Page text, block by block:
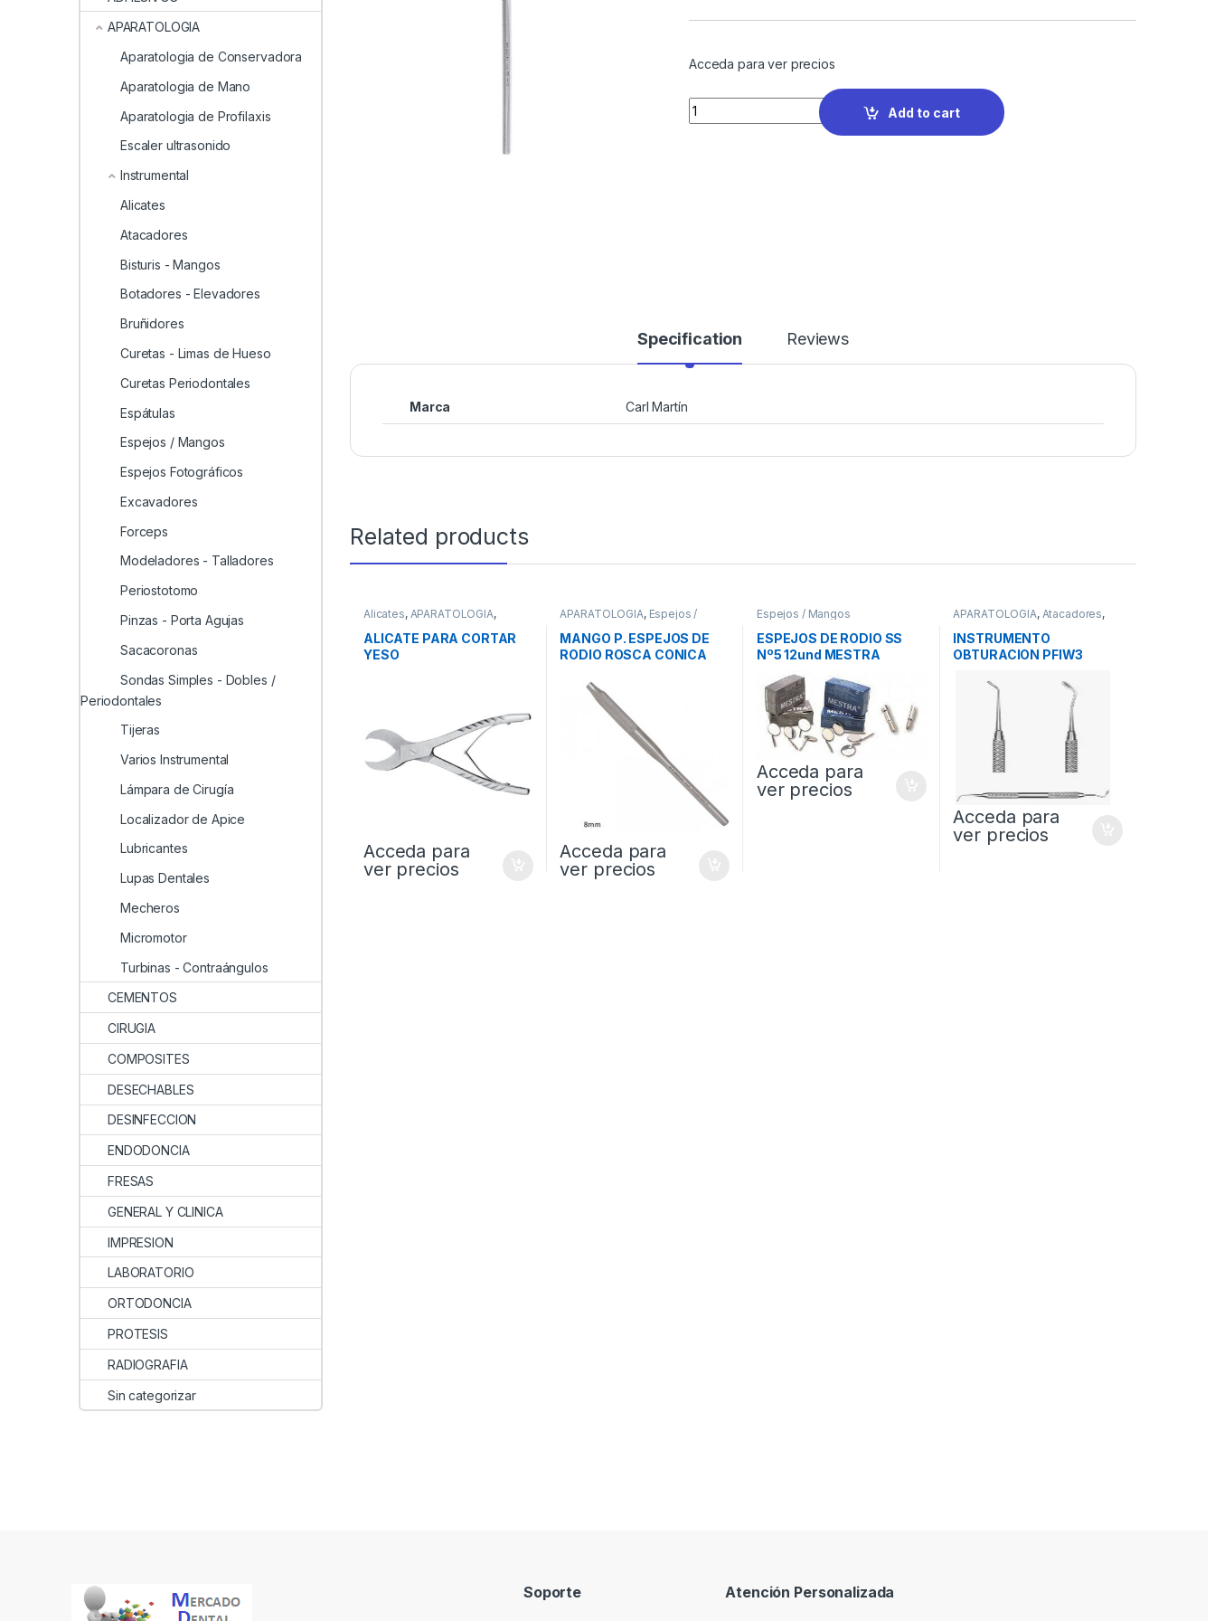
Acceda para ver precios
Quantity
Add to cart
Specification Reviews
Marca Carl Martín
Related products
Alicates, APARATOLOGIA,
ALICATE PARA CORTAR
YESO
Acceda para
ver precios
APARATOLOGIA, Espejos /
MANGO P. ESPEJOS DE
RODIO ROSCA CONICA
Acceda para
ver precios
Espejos / Mangos
ESPEJOS DE RODIO SS
Nº5 12und MESTRA
Acceda para
ver precios
APARATOLOGIA, Atacadores,
INSTRUMENTO
OBTURACION PFIW3
Acceda para
ver precios
APARATOLOGIA
Aparatologia de Conservadora
Aparatologia de Mano
Aparatologia de Profilaxis
Escaler ultrasonido
Instrumental
Alicates
Atacadores
Bisturis - Mangos
Botadores - Elevadores
Bruñidores
Curetas - Limas de Hueso
Curetas Periodontales
Espátulas
Espejos / Mangos
Espejos Fotográficos
Excavadores
Forceps
Modeladores - Talladores
Periostotomo
Pinzas - Porta Agujas
Sacacoronas
Sondas Simples - Dobles /
Periodontales
Tijeras
Varios Instrumental
Lámpara de Cirugía
Localizador de Apice
Lubricantes
Lupas Dentales
Mecheros
Micromotor
Turbinas - Contraángulos
CEMENTOS
CIRUGIA
COMPOSITES
DESECHABLES
DESINFECCION
ENDODONCIA
FRESAS
GENERAL Y CLINICA
IMPRESION
LABORATORIO
ORTODONCIA
PROTESIS
RADIOGRAFIA
Sin categorizar
Soporte Atención Personalizada